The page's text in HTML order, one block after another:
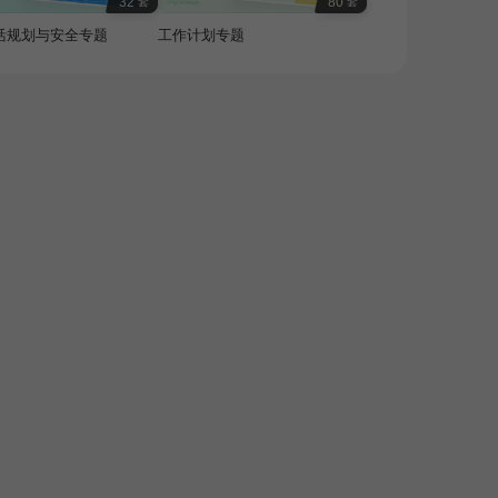
规划与安全专题 工作计划专题